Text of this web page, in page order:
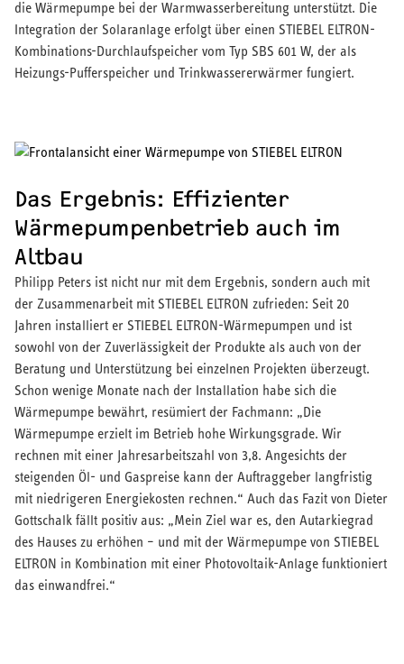
die Wärmepumpe bei der Warmwasserbereitung unterstützt. Die
Integration der Solaranlage erfolgt über einen STIEBEL ELTRON-
Kombinations-Durchlaufspeicher vom Typ SBS 601 W, der als
Heizungs-Pufferspeicher und Trinkwassererwärmer fungiert.
Das Ergebnis: Effizienter
Wärmepumpenbetrieb auch im
Altbau
Philipp Peters ist nicht nur mit dem Ergebnis, sondern auch mit
der Zusammenarbeit mit STIEBEL ELTRON zufrieden: Seit 20
Jahren installiert er STIEBEL ELTRON-Wärmepumpen und ist
sowohl von der Zuverlässigkeit der Produkte als auch von der
Beratung und Unterstützung bei einzelnen Projekten überzeugt.
Schon wenige Monate nach der Installation habe sich die
Wärmepumpe bewährt, resümiert der Fachmann: „Die
Wärmepumpe erzielt im Betrieb hohe Wirkungsgrade. Wir
rechnen mit einer Jahresarbeitszahl von 3,8. Angesichts der
steigenden Öl- und Gaspreise kann der Auftraggeber langfristig
mit niedrigeren Energiekosten rechnen.“ Auch das Fazit von Dieter
Gottschalk fällt positiv aus: „Mein Ziel war es, den Autarkiegrad
des Hauses zu erhöhen – und mit der Wärmepumpe von STIEBEL
ELTRON in Kombination mit einer Photovoltaik-Anlage funktioniert
das einwandfrei.“